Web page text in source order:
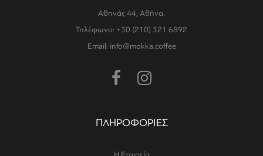
Αθηνάς 44, Αθήνα.
Τηλέφωνο: +30 (210) 321 6892
Email: info@mokka.coffee
ΠΛΗΡΟΦΟΡΙΕΣ